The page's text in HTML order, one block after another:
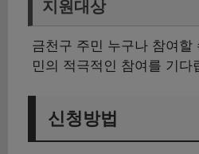
지원대상
금천구 주민 누구나 참여할
민의 적극적인 참여를 기다
신청방법